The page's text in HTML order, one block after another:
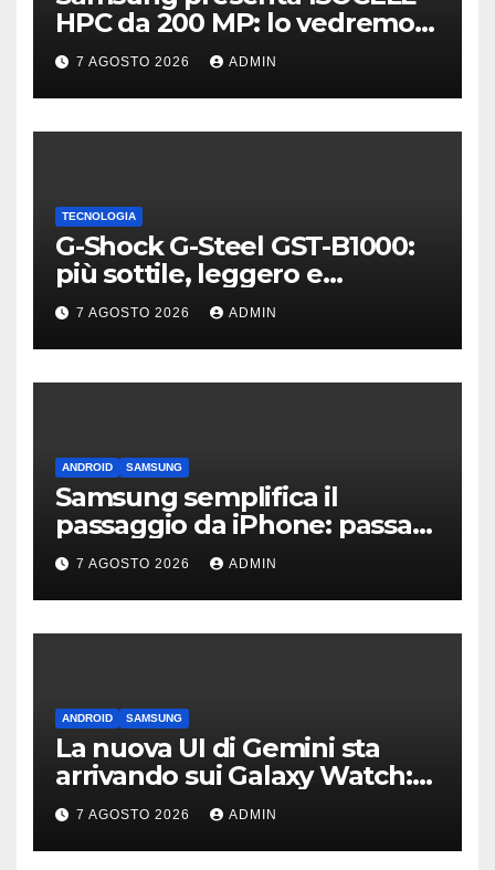
HPC da 200 MP: lo vedremo
sui Galaxy S27?
7 AGOSTO 2026 ADMIN
TECNOLOGIA
G-Shock G-Steel GST-B1000:
più sottile, leggero e
connesso
7 AGOSTO 2026 ADMIN
ANDROID SAMSUNG
Samsung semplifica il
passaggio da iPhone: passa
WhatsApp e c’è l’assistenza
7 AGOSTO 2026 ADMIN
ANDROID SAMSUNG
La nuova UI di Gemini sta
arrivando sui Galaxy Watch:
primi avvistamenti
7 AGOSTO 2026 ADMIN